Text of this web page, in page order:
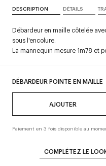
DÉBARDEUR POINTE EN MAILLE
AJOUTER
Paiement en 3 fois disponible au
DESCRIPTION DÉTAILS
Débardeur en maille côtelée
sous l'encolure.
La mannequin mesure 1m78 et
COMPLÉTEZ LE